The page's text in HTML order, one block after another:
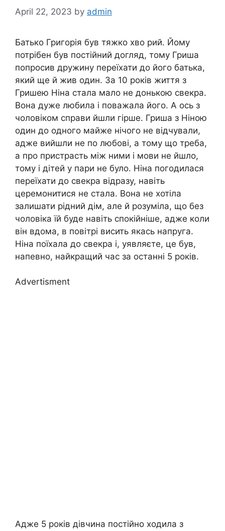
April 22, 2023 by admin
Батько Григорія був тяжко хво рий. Йому
потрібен був постійний догляд, тому Гриша
попросив дружину переїхати до його батька,
який ще й жив один. За 10 років життя з
Гришею Ніна стала мало не донькою свекра.
Вона дуже любила і поважала його. А ось з
чоловіком справи йшли гірше. Гриша з Ніною
один до одного майже нічого не відчували,
адже вийшли не по любові, а тому що треба,
а про пристрасть між ними і мови не йшло,
тому і дітей у пари не було. Ніна погодилася
переїхати до свекра відразу, навіть
церемонитися не стала. Вона не хотіла
залишати рідний дім, але й розуміла, що без
чоловіка їй буде навіть спокійніше, адже коли
він вдома, в повітрі висить якась напруга.
Ніна поїхала до свекра і, уявляєте, це був,
напевно, найкращий час за останні 5 років.
Advertisment
Адже 5 років дівчина постійно ходила з